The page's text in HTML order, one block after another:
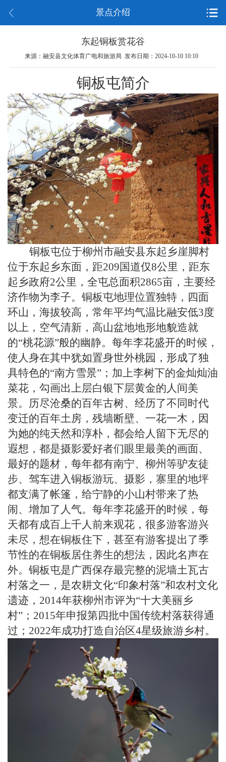
景点介绍
东起铜板赏花谷
来源：融安县文化体育广电和旅游局 发布日期：2024-10-10 10:10
铜板屯简介
铜板屯位于柳州市融安县东起乡崖脚村
位于东起乡东面，距209国道仅8公里，距东
起乡政府2公里，全屯总面积2865亩，主要经
济作物为李子。铜板屯地理位置独特，四面
环山，海拔较高，常年平均气温比融安低3度
以上，空气清新，高山盆地地形地貌造就
的“桃花源”般的幽静。每年李花盛开的时候，
使人身在其中犹如置身世外桃园，形成了独
具特色的“南方雪景”；加上李树下的金灿灿油
菜花，勾画出上层白银下层黄金的人间美
景。历尽沧桑的百年古树、经历了不同时代
变迁的百年土房，残墙断壁、一花一木，因
为她的纯天然和淳朴，都会给人留下无尽的
遐想，都是摄影爱好者们眼里最美的画面、
最好的题材，每年都有南宁、柳州等驴友徒
步、驾车进入铜板游玩、摄影，寨里的地坪
都支满了帐篷，给宁静的小山村带来了热
闹、增加了人气。每年李花盛开的时候，每
天都有成百上千人前来观花，很多游客游兴
未尽，想在铜板住下，甚至有游客提出了季
节性的在铜板居住养生的想法，因此名声在
外。铜板屯是广西保存最完整的泥墙土瓦古
村落之一，是农耕文化“印象村落”和农村文化
遗迹，2014年获柳州市评为“十大美丽乡
村”；2015年申报第四批中国传统村落获得通
过；2022年成功打造自治区4星级旅游乡村。